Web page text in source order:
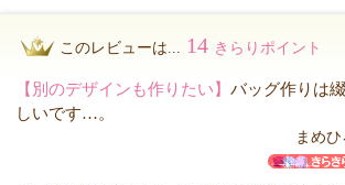
このレビューは... 14 きらりポイント
【別のデザインも作りたい】 バッグ作りは
しいです…。
まめ